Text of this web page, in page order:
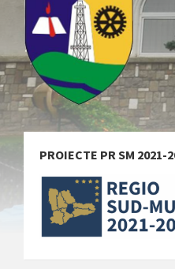
PROIECTE PR SM 2021-